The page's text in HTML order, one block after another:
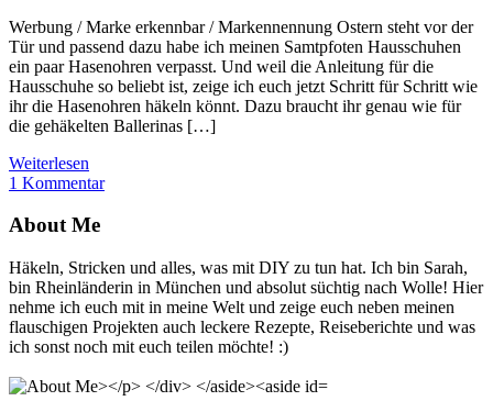
Werbung / Marke erkennbar / Markennennung Ostern steht vor der
Tür und passend dazu habe ich meinen Samtpfoten Hausschuhen
ein paar Hasenohren verpasst. Und weil die Anleitung für die
Hausschuhe so beliebt ist, zeige ich euch jetzt Schritt für Schritt wie
ihr die Hasenohren häkeln könnt. Dazu braucht ihr genau wie für
die gehäkelten Ballerinas […]
Weiterlesen
1 Kommentar
About Me
Häkeln, Stricken und alles, was mit DIY zu tun hat. Ich bin Sarah,
bin Rheinländerin in München und absolut süchtig nach Wolle! Hier
nehme ich euch mit in meine Welt und zeige euch neben meinen
flauschigen Projekten auch leckere Rezepte, Reiseberichte und was
ich sonst noch mit euch teilen möchte! :)